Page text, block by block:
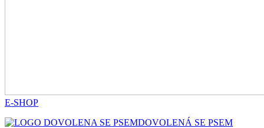
E-SHOP
DOVOLENÁ SE PSEM